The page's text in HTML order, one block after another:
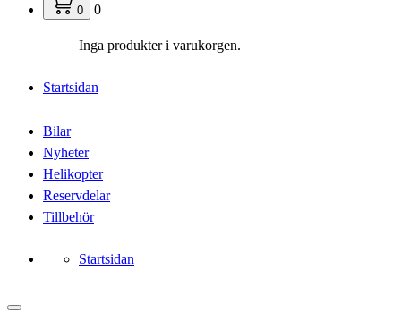
0 0
Inga produkter i varukorgen.
Startsidan
Bilar
Nyheter
Helikopter
Reservdelar
Tillbehör
Startsidan